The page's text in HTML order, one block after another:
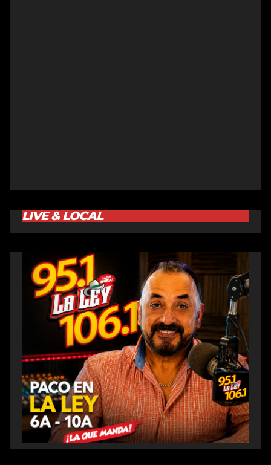
LIVE & LOCAL